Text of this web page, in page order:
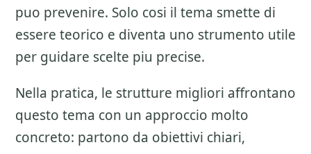
puo prevenire. Solo cosi il tema smette di
essere teorico e diventa uno strumento utile
per guidare scelte piu precise.
Nella pratica, le strutture migliori affrontano
questo tema con un approccio molto
concreto: partono da obiettivi chiari,